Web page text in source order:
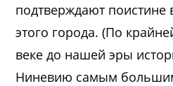
подтверждают поистине
этого города. (По
веке до нашей эры
Ниневию самым